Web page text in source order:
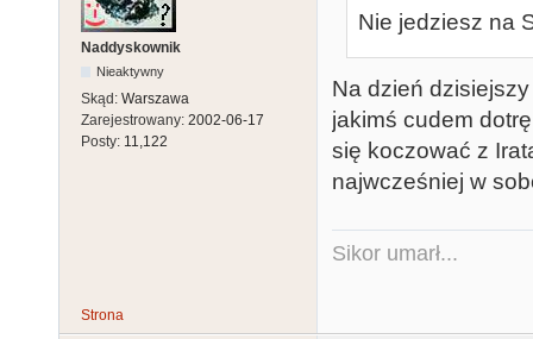
Naddyskownik
Nieaktywny
Skąd: Warszawa
Zarejestrowany: 2002-06-17
Posty: 11,122
Nie jedziesz na
Na dzień
jakimś cudem
się koczować z
najwcześniej w
Sikor umarł...
Strona